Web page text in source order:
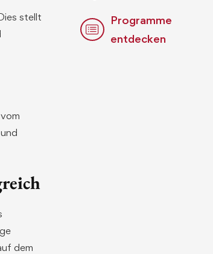
stellt
dem
Programme
entdecken